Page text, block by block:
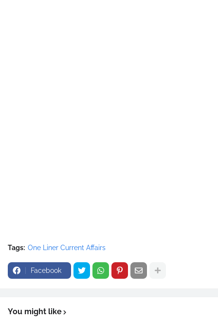
Tags: One Liner Current Affairs
Facebook
You might like